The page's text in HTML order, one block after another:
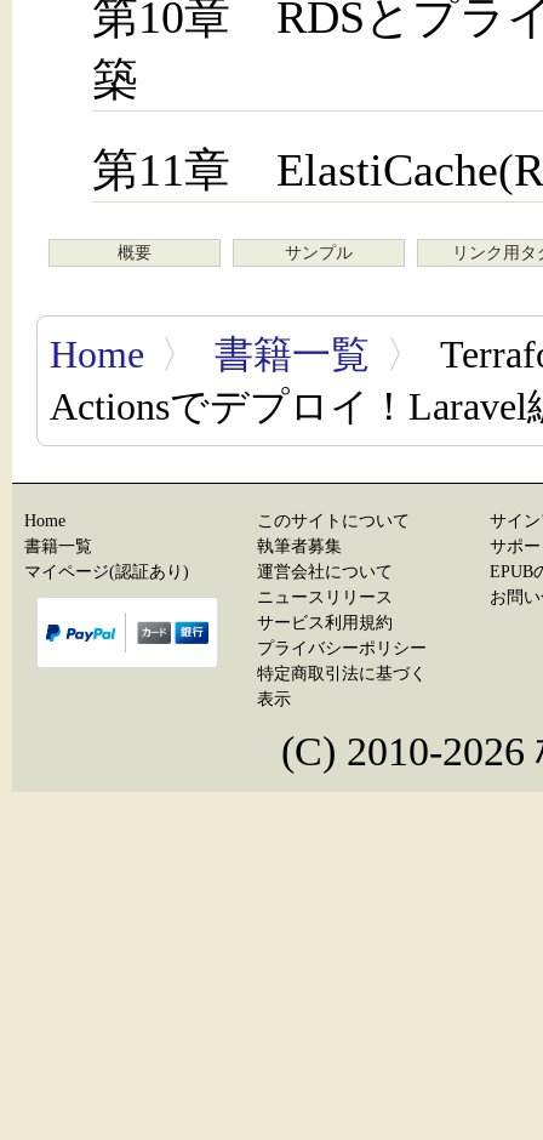
第10章 RDSとプラ
築
第11章
概要 サンプル リンク用タ
Home 〉 書籍一覧 〉
Actionsでデプロイ！Laravel
Home
書籍一覧
マイページ(認証あり)
このサイトについて
執筆者募集
運営会社について
ニュースリリース
サービス利用規約
プライバシーポリシー
特定商取引法に基づく
表示
サイ
サポ
EPUB
お問
(C) 2010-